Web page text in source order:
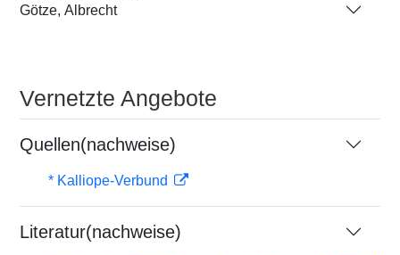
Götze, Albrecht
Vernetzte Angebote
Quellen(nachweise)
* Kalliope-Verbund
Literatur(nachweise)